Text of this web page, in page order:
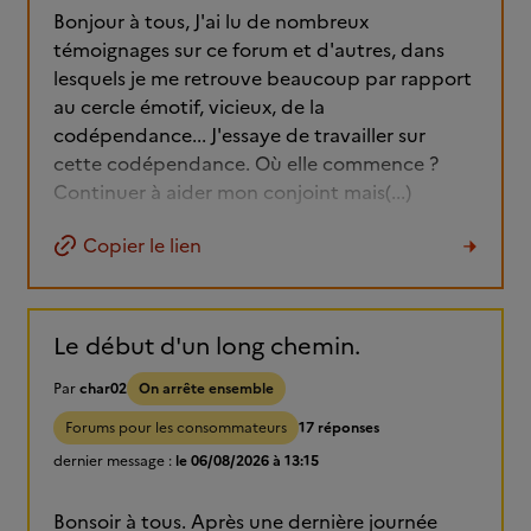
Bonjour à tous, J'ai lu de nombreux
témoignages sur ce forum et d'autres, dans
lesquels je me retrouve beaucoup par rapport
au cercle émotif, vicieux, de la
codépendance... J'essaye de travailler sur
cette codépendance. Où elle commence ?
Continuer à aider mon conjoint mais(...)
Copier le lien
Le début d'un long chemin.
Parchar02 On arrête ensemble
Forums pour les consommateurs 17 réponses
dernier message : le 06/08/2026 à 13:15
Bonsoir à tous. Après une dernière journée